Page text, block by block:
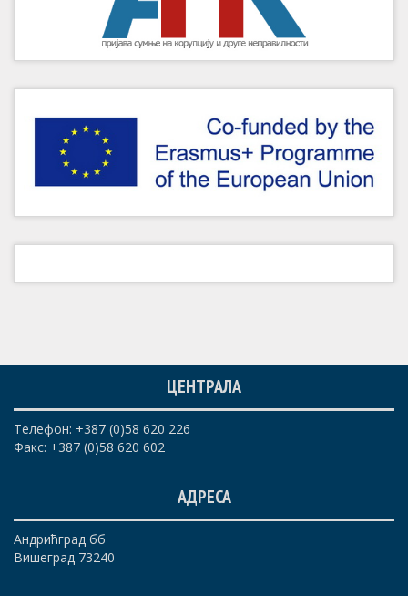
ЦЕНТРАЛА
Телефон: +387 (0)58 620 226
Факс: +387 (0)58 620 602
АДРЕСА
Андрићград бб
Вишеград 73240